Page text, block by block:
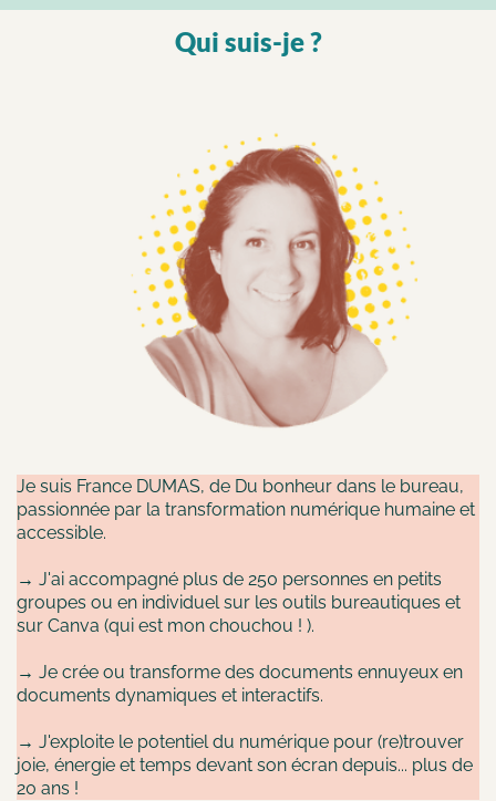
Qui suis-je ?
Je suis France DUMAS, de Du bonheur dans le bureau,
passionnée par la transformation numérique humaine et
accessible.
→ J'ai accompagné plus de 250 personnes en petits
groupes ou en individuel sur les outils bureautiques et
sur Canva (qui est mon chouchou ! ).
→ Je crée ou transforme des documents ennuyeux en
documents dynamiques et interactifs.
→ J'exploite le potentiel du numérique pour (re)trouver
joie, énergie et temps devant son écran depuis... plus de
20 ans !